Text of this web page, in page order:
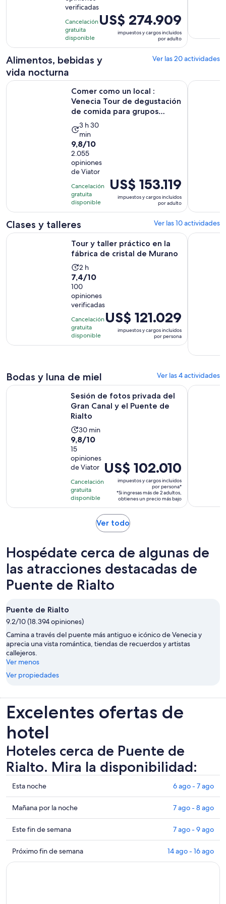
horas
15
minutos
con
7
opiniones
verificadas
Cancelación
gratuita
disponible
El
precio
de
US$ 274.909.
adulto
US$ 274.909
impuestos y cargos incluidos
por adulto
Alimentos, bebidas y
vida nocturna
Ver las 20 actividades
Comer como un local :
Venecia Tour de degustación
de comida para grupos
peq...
La
actividad
dura
3
horas
30
minutos
3 h 30
min
9.8
de
10
con
2055
opiniones
9,8/10
2.055
opiniones
de Viator
Cancelación
gratuita
disponible
El
precio
de
por
adulto
US$ 153.119
impuestos y cargos incluidos
por adulto
Comer como un local : Venecia Tour de degustación de
Recorrido
Clases y talleres Ver las 10 actividades
Tour y taller práctico en la
fábrica de cristal de Murano
La
actividad
dura
2
horas
2 h
7.4
de
10
con
100
opiniones
7,4/10
100
opiniones
verificadas
Cancelación
gratuita
disponible
El
precio
de
US$ 121.029
impuestos y cargos incluidos
por persona
Tour y taller práctico en la fábrica de cristal de MuranoTour por
Bodas y luna de miel Ver las 4 actividades
Sesión de fotos privada del
Gran Canal y el Puente de
Rialto
La
actividad
30
minutos
30 min
9.8
de
10
con
15
opiniones
9,8/10
15
opiniones
de Viator
Cancelación
gratuita
disponible
El
precio
es
US$ 102.010.
por
persona*
US$ 102.010
impuestos y cargos incluidos
por persona*
*Si ingresas más de 2 adultos,
obtienes un precio más bajo
Sesión de fotos privada del Gran Canal y el Puente de Rialto
Sesión
Ver todoSe
una
nueva
pestaña
Hospédate cerca de algunas de
las atracciones destacadas de
Puente de Rialto
Puente de Rialto
9.2/10 (18.394 opiniones)
Camina a través del puente más antiguo e icónico de Venecia y
aprecia una vista romántica, tiendas de recuerdos y artistas
callejeros.
Ver menos
Ver propiedades
Excelentes ofertas de
hotel
Hoteles cerca de Puente de
Rialto. Mira la disponibilidad:
Ver
precios
de
propiedades
cerca
de
Puente
de
Esta noche 6 ago - 7 ago
Ver
precios
de
propiedades
cerca
de
Mañana por la noche 7 ago - 8 ago
Ver
precios
de
propiedades
Este fin de semana 7 ago - 9 ago
Ver
precios
Próximo fin de semana 14 ago - 16 ago